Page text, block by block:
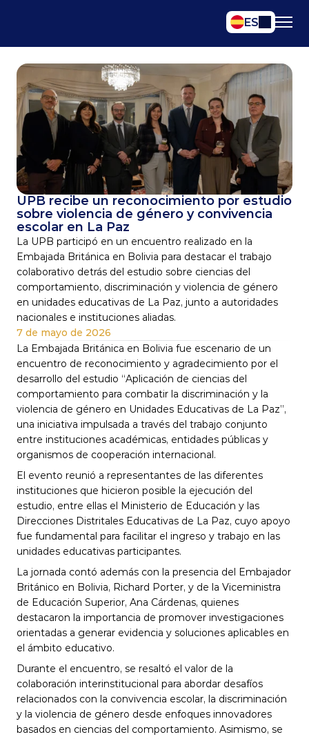
Select Language
ES
UPB recibe un reconocimiento por estudio
sobre violencia de género y convivencia
escolar en La Paz
La UPB participó en un encuentro realizado en la
Embajada Británica en Bolivia para destacar el trabajo
colaborativo detrás del estudio sobre ciencias del
comportamiento, discriminación y violencia de género
en unidades educativas de La Paz, junto a autoridades
nacionales e instituciones aliadas.
7 de mayo de 2026
La Embajada Británica en Bolivia fue escenario de un
encuentro de reconocimiento y agradecimiento por el
desarrollo del estudio “Aplicación de ciencias del
comportamiento para combatir la discriminación y la
violencia de género en Unidades Educativas de La Paz”,
una iniciativa impulsada a través del trabajo conjunto
entre instituciones académicas, entidades públicas y
organismos de cooperación internacional.
El evento reunió a representantes de las diferentes
instituciones que hicieron posible la ejecución del
estudio, entre ellas el Ministerio de Educación y las
Direcciones Distritales Educativas de La Paz, cuyo apoyo
fue fundamental para facilitar el ingreso y trabajo en las
unidades educativas participantes.
La jornada contó además con la presencia del Embajador
Británico en Bolivia, Richard Porter, y de la Viceministra
de Educación Superior, Ana Cárdenas, quienes
destacaron la importancia de promover investigaciones
orientadas a generar evidencia y soluciones aplicables en
el ámbito educativo.
Durante el encuentro, se resaltó el valor de la
colaboración interinstitucional para abordar desafíos
relacionados con la convivencia escolar, la discriminación
y la violencia de género desde enfoques innovadores
basados en ciencias del comportamiento. Asimismo, se